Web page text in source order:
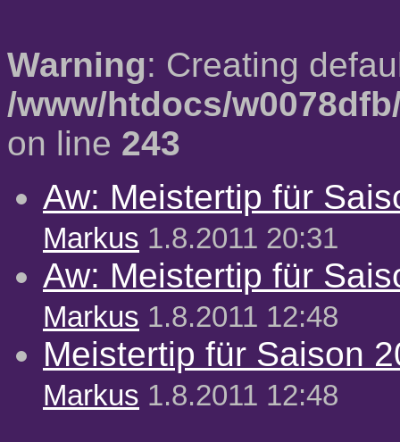
Warning: Creating
/www/htdocs/
on line 243
Aw: Meistertip für
Markus 1.8.2011 20:31
Aw: Meistertip für
Markus 1.8.2011 12:48
Meistertip für Saison
Markus 1.8.2011 12:48